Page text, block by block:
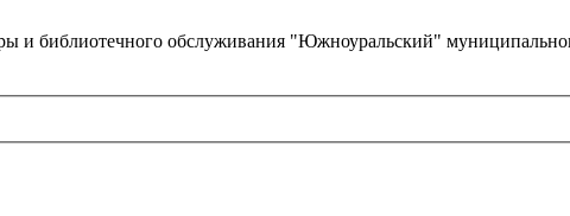
и библиотечного обслуживания "Южноуральский"